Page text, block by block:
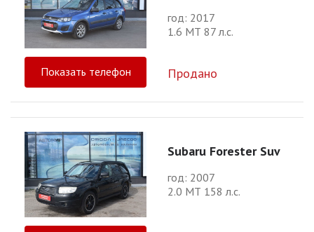
год: 2017
1.6 МТ 87 л.с.
Показать телефон Продано
Subaru Forester Suv
год: 2007
2.0 МТ 158 л.с.